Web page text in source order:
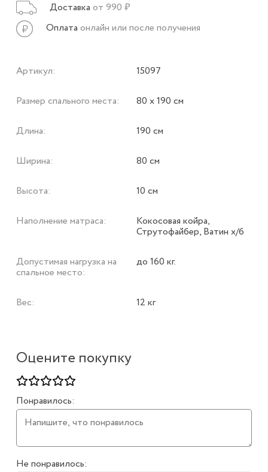
Оцените покупку
Понравилось:
Не понравилось:
Доставка от 990 ₽
Оплата онлайн или после получения
Артикул: 15097
Размер спального места: 80 х 190 см
Длина: 190 см
Ширина: 80 см
Высота: 10 см
Наполнение матраса: Кокосовая койра,
Струтофайбер, Ватин х/б
Допустимая нагрузка на
спальное место:
до 160 кг.
Вес: 12 кг